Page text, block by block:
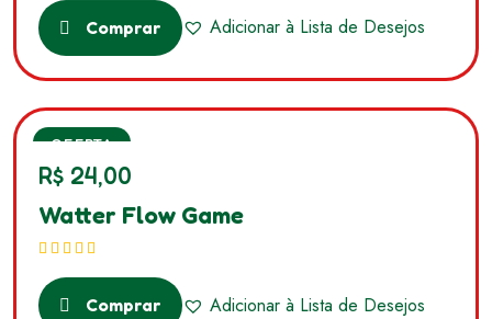
de 5
Comprar Adicionar à Lista de Desejos
OFERTA
R$ 24,00
Watter Flow Game
de 5
Comprar Adicionar à Lista de Desejos